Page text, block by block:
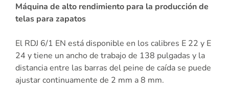
Máquina de alto rendimiento para la producción de
telas para zapatos
El RDJ 6/1 EN está disponible en los calibres E 22 y E
24 y tiene un ancho de trabajo de 138 pulgadas y la
distancia entre las barras del peine de caída se puede
ajustar continuamente de 2 mm a 8 mm.